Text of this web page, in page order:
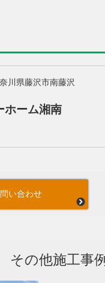
川県藤沢市南藤沢
ホーム湘南
い合わせ
その他施工事